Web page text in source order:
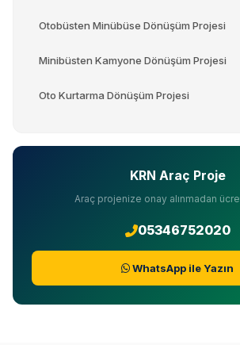
Otobüsten Minübüse Dönüşüm Projesi
Minibüsten Kamyone Dönüşüm Projesi
Oto Kurtarma Dönüşüm Projesi
KRN Araç Proje
Araç projenize onay alınmadan
05346752020
WhatsApp ile Yazın